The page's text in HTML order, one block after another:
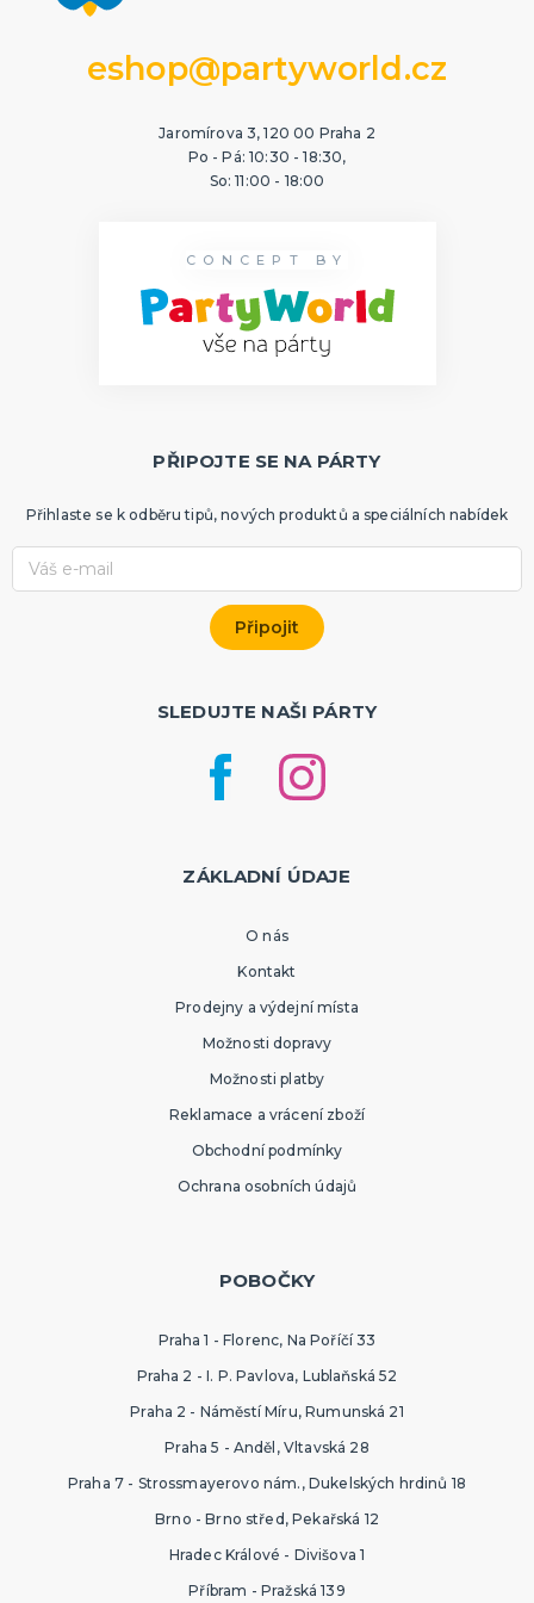
eshop@partyworld.cz
Jaromírova 3, 120 00 Praha 2
Po - Pá: 10:30 - 18:30,
So: 11:00 - 18:00
CONCEPT BY
PŘIPOJTE SE NA PÁRTY
Přihlaste se k odběru tipů, nových produktů a speciálních nabídek
SLEDUJTE NAŠI PÁRTY
ZÁKLADNÍ ÚDAJE
O nás
Kontakt
Prodejny a výdejní místa
Možnosti dopravy
Možnosti platby
Reklamace a vrácení zboží
Obchodní podmínky
Ochrana osobních údajů
POBOČKY
Praha 1 - Florenc, Na Poříčí 33
Praha 2 - I. P. Pavlova, Lublaňská 52
Praha 2 - Náměstí Míru, Rumunská 21
Praha 5 - Anděl, Vltavská 28
Praha 7 - Strossmayerovo nám., Dukelských hrdinů 18
Brno - Brno střed, Pekařská 12
Hradec Králové - Divišova 1
Příbram - Pražská 139